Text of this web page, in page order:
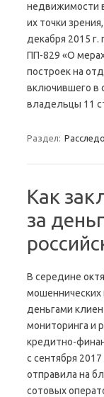
недвижимости
их точки
декабря 2015
ПП-829 «О
построек на
включившего в
владельцы 11
Раздел:
Как
за
В середине
мошеннических
деньгами
мониторинга и
кредитно-
с сентября 2017
отправила на
сотовых